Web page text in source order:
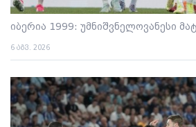
იბერია 1999: უმნიშვნელოვანესი
6 აგვ. 2026